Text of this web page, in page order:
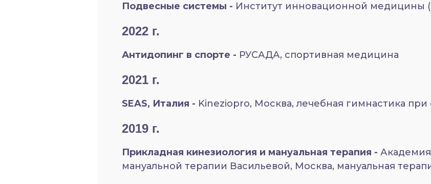
2021 г.
2019 г.
2022 г.
Подвесные системы - Институт инновационной медицины
Прикладная кинезиология и мануальная терапия -
мануальной терапии Васильевой, Москва, мануальная
Антидопинг в спорте - РУСАДА, спортивная медицина
SEAS, Италия - Kineziopro, Москва, лечебная гимнастика при